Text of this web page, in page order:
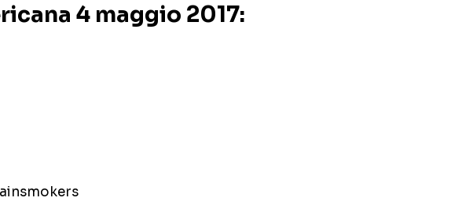
4 maggio 2017: